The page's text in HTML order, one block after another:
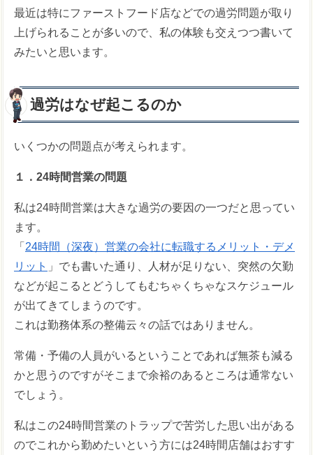
最近は特にファーストフード店などでの過労問題が取り
上げられることが多いので、私の体験も交えつつ書いて
みたいと思います。
過労はなぜ起こるのか
いくつかの問題点が考えられます。
１．24時間営業の問題
私は24時間営業は大きな過労の要因の一つだと思ってい
ます。
「 24時間（深夜）営業の会社に転職するメリット・デメ
リット 」でも書いた通り、人材が足りない、突然の欠勤
などが起こるとどうしてもむちゃくちゃなスケジュール
が出てきてしまうのです。
これは勤務体系の整備云々の話ではありません。
常備・予備の人員がいるということであれば無茶も減る
かと思うのですがそこまで余裕のあるところは通常ない
でしょう。
私はこの24時間営業のトラップで苦労した思い出がある
のでこれから勤めたいという方には24時間店舗はおすす